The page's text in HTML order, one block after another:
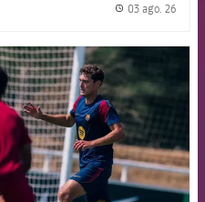
03 ago. 26
FCB Barcelona badge